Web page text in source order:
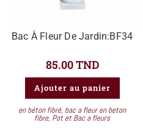
Bac À Fleur De Jardin:BF34
85.00TND
Ajouter au panier
en béton fibré, bac a fleur en beton
fibre, Pot et Bac a fleurs